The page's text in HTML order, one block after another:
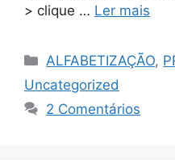
> clique … Ler mais
ALFABETIZAÇÃO,
Uncategorized
2 Comentários